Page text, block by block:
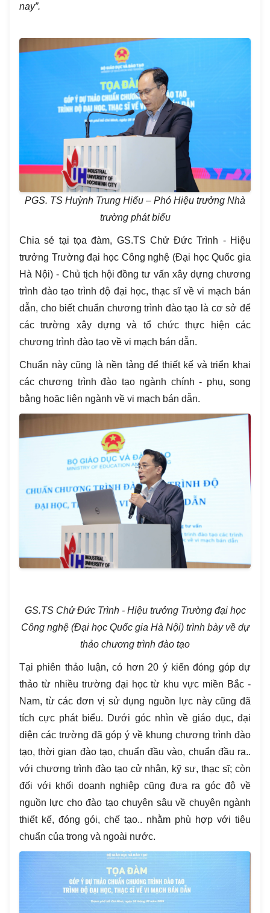
nay”.
PGS. TS Huỳnh Trung Hiếu – Phó Hiệu trưởng Nhà
trường phát biểu
Chia sẻ tại tọa đàm, GS.TS Chử Đức Trình - Hiệu
trưởng Trường đại học Công nghệ (Đại học Quốc gia
Hà Nội) - Chủ tịch hội đồng tư vấn xây dựng chương
trình đào tạo trình độ đại học, thạc sĩ về vi mạch bán
dẫn, cho biết chuẩn chương trình đào tạo là cơ sở để
các trường xây dựng và tổ chức thực hiện các
chương trình đào tạo về vi mạch bán dẫn.
Chuẩn này cũng là nền tảng để thiết kế và triển khai
các chương trình đào tạo ngành chính - phụ, song
bằng hoặc liên ngành về vi mạch bán dẫn.
GS.TS Chử Đức Trình - Hiệu trưởng Trường đại học
Công nghệ (Đại học Quốc gia Hà Nội)trình bày về dự
thảo chương trình đào tạo
Tại phiên thảo luận, có hơn 20 ý kiến đóng góp dự
thảo từ nhiều trường đại học từ khu vực miền Bắc -
Nam, từ các đơn vị sử dụng nguồn lực này cũng đã
tích cực phát biểu. Dưới góc nhìn về giáo dục, đại
diện các trường đã góp ý về khung chương trình đào
tạo, thời gian đào tạo, chuẩn đầu vào, chuẩn đầu ra..
với chương trình đào tạo cử nhân, kỹ sư, thạc sĩ; còn
đối với khối doanh nghiệp cũng đưa ra góc độ về
nguồn lực cho đào tạo chuyên sâu về chuyên ngành
thiết kế, đóng gói, chế tạo.. nhằm phù hợp với tiêu
chuẩn của trong và ngoài nước.